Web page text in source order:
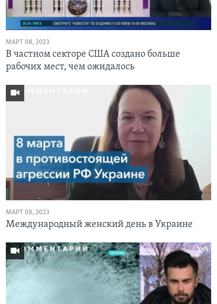
Learning English
СОЦИАЛЬНЫЕ СЕТИ
Языки
МАРТ 08, 2023
В частном секторе США создано больше
рабочих мест, чем ожидалось
МАРТ 08, 2023
Международный женский день в Украине